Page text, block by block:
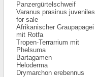
Panzergürtelschweif
Varanus prasinus juveniles
for sale
Afrikanischer Graupapagei
mit Rotfa
Tropen-Terrarrium mit
Phelsuma
Bartagamen
Heloderma
Drymarchon erebennus